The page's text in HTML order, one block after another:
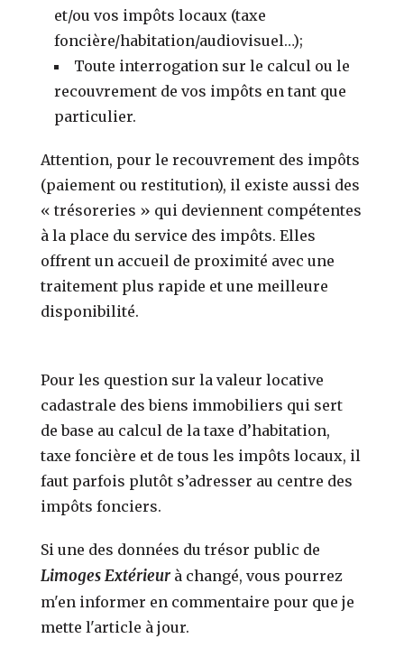
et/ou vos impôts locaux (taxe
foncière/habitation/audiovisuel…);
Toute interrogation sur le calcul ou le
recouvrement de vos impôts en tant que
particulier.
Attention, pour le recouvrement des impôts
(paiement ou restitution), il existe aussi des
« trésoreries » qui deviennent compétentes
à la place du service des impôts. Elles
offrent un accueil de proximité avec une
traitement plus rapide et une meilleure
disponibilité.
Pour les question sur la valeur locative
cadastrale des biens immobiliers qui sert
de base au calcul de la taxe d’habitation,
taxe foncière et de tous les impôts locaux, il
faut parfois plutôt s’adresser au centre des
impôts fonciers.
Si une des données du trésor public de
Limoges Extérieur à changé, vous pourrez
m'en informer en commentaire pour que je
mette l'article à jour.